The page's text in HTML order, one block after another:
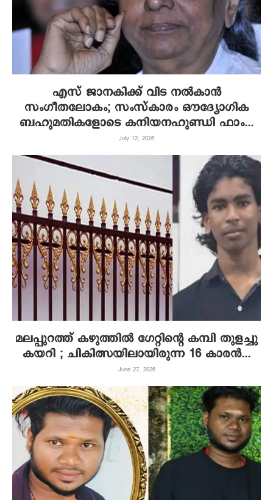
എസ് ജാനകിക്ക് വിട നല്‍കാന്‍
സംഗീതലോകം; സംസ്‌കാരം ഔദ്യോഗിക
ബഹുമതികളോടെ കനിയനഹുണ്ഡി ഫാം...
July 12, 2026
മലപ്പുറത്ത് കഴുത്തിൽ ഗേറ്റിന്റെ കമ്പി തുളച്ചു
കയറി ; ചികിത്സയിലായിരുന്ന 16 കാരൻ...
June 27, 2026